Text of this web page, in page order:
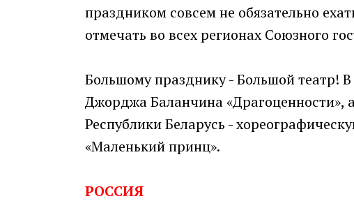
праздником совсем не обязательно
отмечать во всех регионах Союзного
Большому празднику - Большой театр!
Джорджа Баланчина «Драгоценности»,
Республики Беларусь -
«Маленький принц».
РОССИЯ